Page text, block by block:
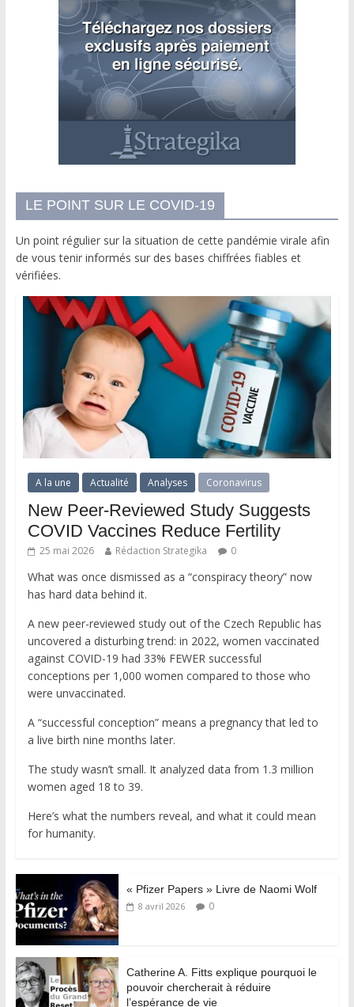
LE POINT SUR LE COVID-19
Un point régulier sur la situation de cette pandémie virale afin
de vous tenir informés sur des bases chiffrées fiables et
vérifiées.
A la une Actualité Analyses Coronavirus
New Peer-Reviewed Study Suggests
COVID Vaccines Reduce Fertility
25 mai 2026 Rédaction Strategika 0
What was once dismissed as a “conspiracy theory” now
has hard data behind it.
A new peer-reviewed study out of the Czech Republic has
uncovered a disturbing trend: in 2022, women vaccinated
against COVID-19 had 33% FEWER successful
conceptions per 1,000 women compared to those who
were unvaccinated.
A “successful conception” means a pregnancy that led to
a live birth nine months later.
The study wasn’t small. It analyzed data from 1.3 million
women aged 18 to 39.
Here’s what the numbers reveal, and what it could mean
for humanity.
« Pfizer Papers » Livre de Naomi Wolf
8 avril 2026 0
Catherine A. Fitts explique pourquoi le
pouvoir chercherait à réduire
l’espérance de vie